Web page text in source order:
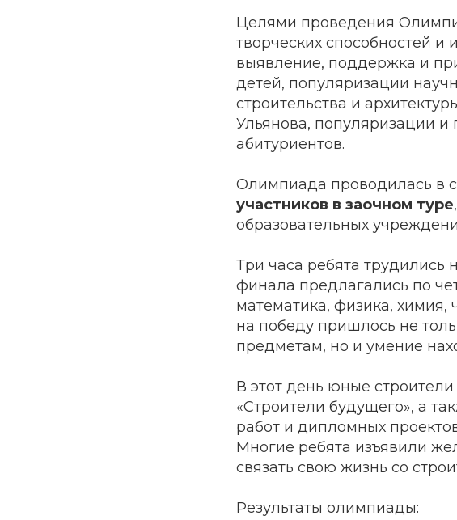
Целями проведения
творческих способностей и
выявление, поддержка и
детей, популяризации
строительства и
Ульянова, популяризации и
абитуриентов.
Олимпиада проводилась в
участников в заочном туре
образовательных
Три часа ребята
финала предлагались по
математика, физика, химия,
на победу пришлось не
предметам, но и умение
В этот день юные
«Строители будущего», а
работ и дипломных
Многие ребята изъявили
связать свою жизнь со
Результаты олимпиады: